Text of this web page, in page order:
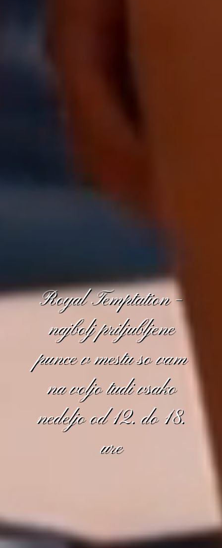
Royal Temptation –
najbolj priljubljene
punce v mestu so vam
na voljo tudi vsako
nedeljo od 12. do 18.
ure